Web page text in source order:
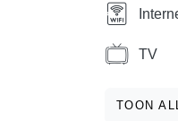
TV
TOON